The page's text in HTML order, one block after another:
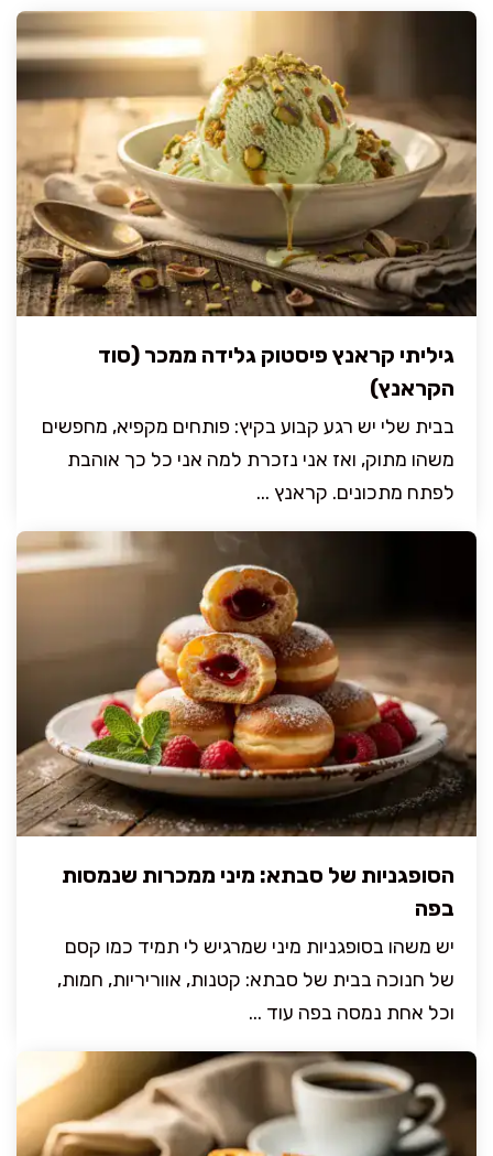
גיליתי קראנץ פיסטוק גלידה ממכר (סוד
הקראנץ)
בבית שלי יש רגע קבוע בקיץ: פותחים מקפיא, מחפשים
משהו מתוק, ואז אני נזכרת למה אני כל כך אוהבת
לפתח מתכונים. קראנץ ...
הסופגניות של סבתא: מיני ממכרות שנמסות
בפה
יש משהו בסופגניות מיני שמרגיש לי תמיד כמו קסם
של חנוכה בבית של סבתא: קטנות, אווריריות, חמות,
וכל אחת נמסה בפה עוד ...